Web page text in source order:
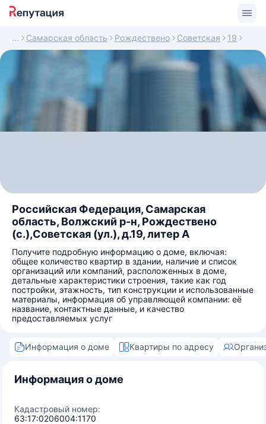
Самарская область Рождествено Советская 19
Российская Федерация, Самарская
область, Волжский р-н, Рождествено
(с.),Советская (ул.), д.19, литер А
Получите подробную информацию о доме, включая:
общее количество квартир в здании, наличие и список
организаций или компаний, расположенных в доме,
детальные характеристики строения, такие как год
постройки, этажность, тип конструкции и использованные
материалы, информация об управляющей компании: её
название, контактные данные, и качество
предоставляемых услуг
Информация о доме Квартиры по адресу
Информация о доме
Кадастровый номер:
63:17:0206004:1170